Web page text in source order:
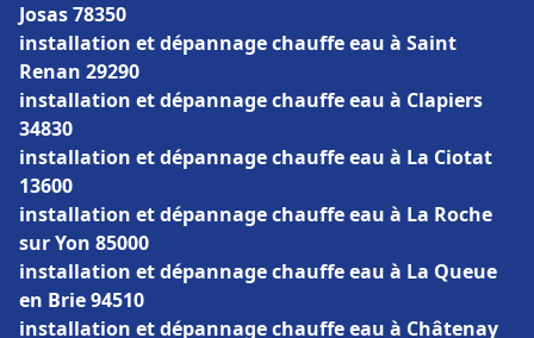
Josas 78350
installation et dépannage chauffe eau à Saint
Renan 29290
installation et dépannage chauffe eau à Clapiers
34830
installation et dépannage chauffe eau à La Ciotat
13600
installation et dépannage chauffe eau à La Roche
sur Yon 85000
installation et dépannage chauffe eau à La Queue
en Brie 94510
installation et dépannage chauffe eau à Châtenay